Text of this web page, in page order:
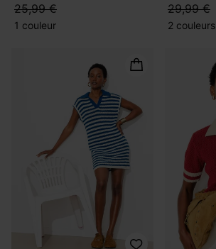
25,99 €
1 couleur
29,99 €
2 couleurs